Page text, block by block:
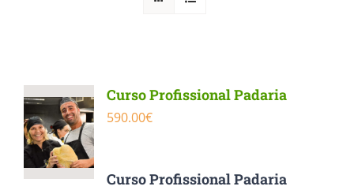
Curso Profissional Padaria
590.00€
Curso Profissional Padaria